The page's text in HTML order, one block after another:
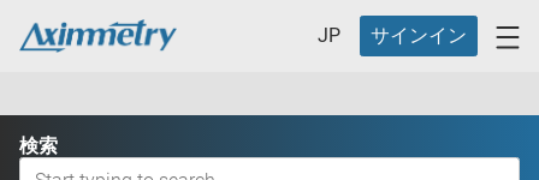
JP サインイン
検索